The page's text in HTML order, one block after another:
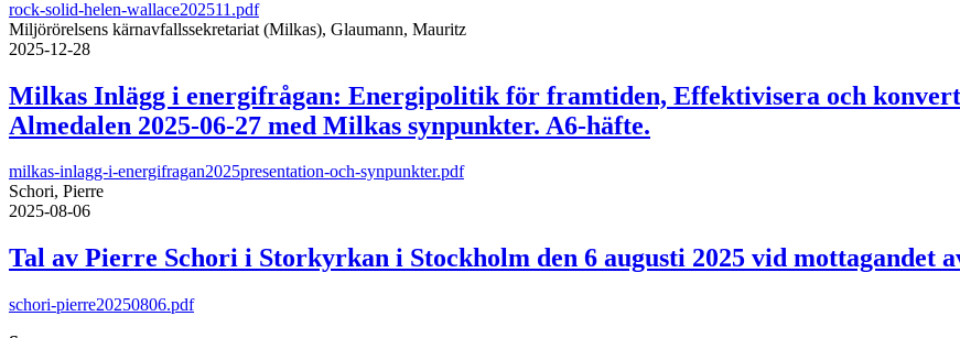
rock-solid-helen-wallace202511.pdf
Miljörörelsens kärnavfallssekretariat (Milkas), Glaumann, Mauritz
2025-12-28
Milkas Inlägg i energifrågan: Energipolitik för framtiden, Effektivisera och
Almedalen 2025-06-27 med Milkas synpunkter. A6-häfte.
milkas-inlagg-i-energifragan2025presentation-och-synpunkter.pdf
Schori, Pierre
2025-08-06
Tal av Pierre Schori i Storkyrkan i Stockholm den 6 augusti 2025 vid mottagandet
schori-pierre20250806.pdf